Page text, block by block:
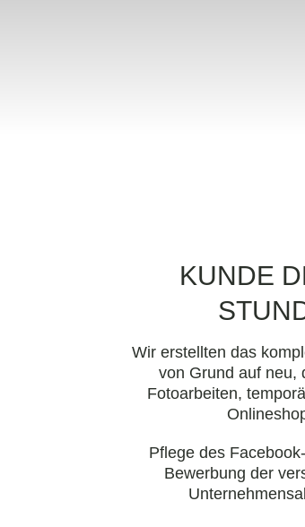
KUNDE
Wir erstellten das
von Grund auf neu,
Fotoarbeiten,
Pflege des
Bewerbung der